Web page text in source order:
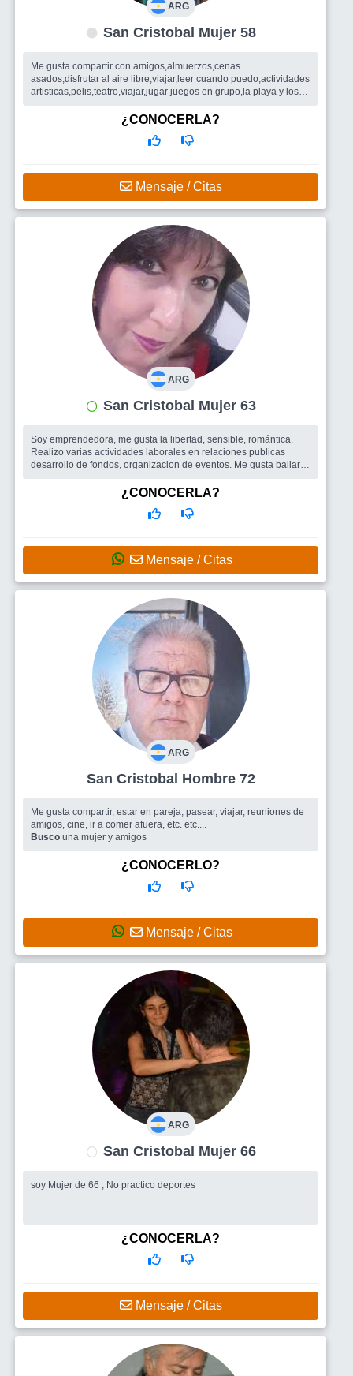
ARG
San Cristobal Mujer 58
Me gusta compartir con amigos,almuerzos,cenas
asados,disfrutar al aire libre,viajar,leer cuando puedo,actividades
artisticas,pelis,teatro,viajar,jugar juegos en grupo,la playa y los
Me gustaria encontrar amigos/as para compatir y disfrutar
y si se da,porq no una.pareja acorde a.mi gusto..
¿CONOCERLA?
Mensaje / Citas
ARG
San Cristobal Mujer 63
Soy emprendedora, me gusta la libertad, sensible, romántica.
Realizo varias actividades laborales en relaciones publicas
desarrollo de fondos, organizacion de eventos. Me gusta bailar, ir
Me gustaría conocer tanto hombres como mujeres para
salir, compartir eventos, divertirnos, celebrar la vida... bailar,
bailar, bailar. Y porque no... dejar que la vida me sorprenda
¿CONOCERLA?
Mensaje / Citas
ARG
San Cristobal Hombre 72
Me gusta compartir, estar en pareja, pasear, viajar, reuniones de
amigos, cine, ir a comer afuera, etc. etc....
Busco una mujer y amigos
¿CONOCERLO?
Mensaje / Citas
ARG
San Cristobal Mujer 66
soy Mujer de 66 , No practico deportes
¿CONOCERLA?
Mensaje / Citas